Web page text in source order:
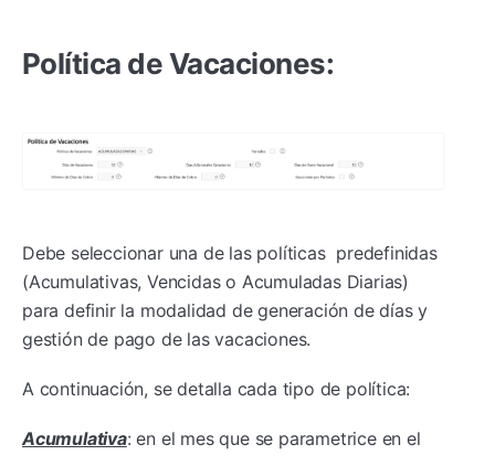
Política de Vacaciones:
Debe seleccionar una de las políticas predefinidas
(Acumulativas, Vencidas o Acumuladas Diarias)
para definir la modalidad de generación de días y
gestión de pago de las vacaciones.
A continuación, se detalla cada tipo de política:
Acumulativa: en el mes que se parametrice en el